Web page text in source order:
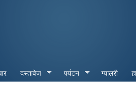
दस्तावेज पर्यटन ग्यालरी